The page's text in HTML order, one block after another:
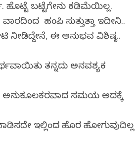
ಹೊಟ್ಟೆ ಬಟ್ಟೆಗೇನು ಕಡಿಮೆಯಿಲ್ಲ.
ಹಂಪಿ ಸುತ್ತುತ್ತಾ ಇದೀನಿ..
ನೀಡಿದ್ದೇನೆ, ಈ ಅನುಭವ ವಿಶಿಷ್ಠ..
ತನ್ನದು ಅನವಶ್ಯಕ
ಅನುಕೂಲಕರವಾದ ಸಮಯ ಅದಕ್ಕೆ
ಇಲ್ಲಿಂದ ಹೊರ ಹೋಗುವುದಿಲ್ಲ